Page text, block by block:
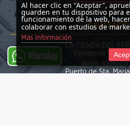
LA TIENDA DEL
- Ferretería "Las
Avda.
Puerto de Sta.
WhatsApp
Al hacer clic en "Aceptar",
guarden en tu dispositivo para
funcionamiento de la web,
colaborar con estudios de
Más Información